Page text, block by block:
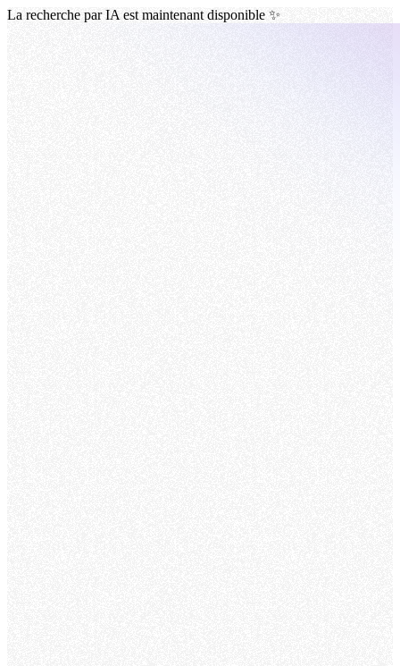
La recherche par IA est maintenant disponible ✨